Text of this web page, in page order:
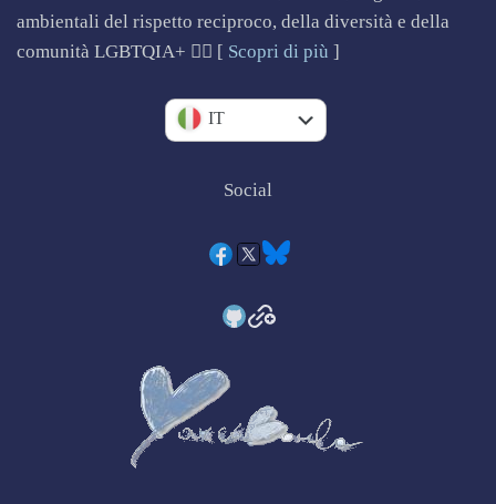
ambientali del rispetto reciproco, della diversità e della
comunità LGBTQIA+ 🏳️‍🌈 [ Scopri di più ]
EN
IT
Social